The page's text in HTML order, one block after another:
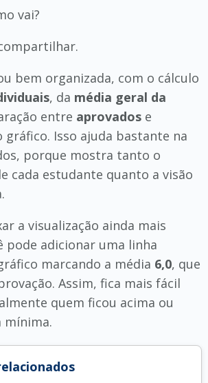
vai?
bem organizada, com o cálculo
, da média geral da
entre aprovadose
Isso ajuda bastante na
porque mostra tanto o
cada estudante quanto a visão
a visualização ainda mais
pode adicionar uma linha
marcando a média 6,0, que
Assim, fica mais fácil
quem ficou acima ou
mínima.